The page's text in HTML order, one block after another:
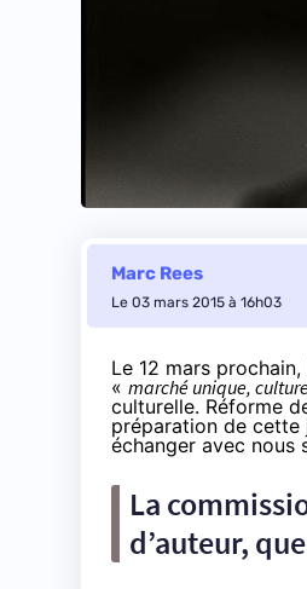
Marc Rees
Le 03 mars 2015 à 16h03
Le 12 mars
« marché unique,
culturelle. Réforme
préparation de cette
échanger avec nous
La
d’auteur,